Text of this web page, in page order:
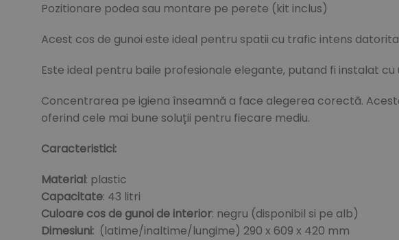
Pozitionare podea sau montare pe perete (kit inclus)
Acest cos de gunoi este ideal pentru spatii cu trafic intens
Este ideal pentru baile profesionale elegante, putand fi instalat
Concentrarea pe igiena înseamnă a face alegerea corectă.
oferind cele mai bune soluții pentru fiecare mediu.
Caracteristici:
Material: plastic
Capacitate: 43 litri
Culoare cos de gunoi de interior: negru (disponibil si pe alb)
Dimesiuni: (latime/inaltime/lungime) 290 x 609 x 420 mm